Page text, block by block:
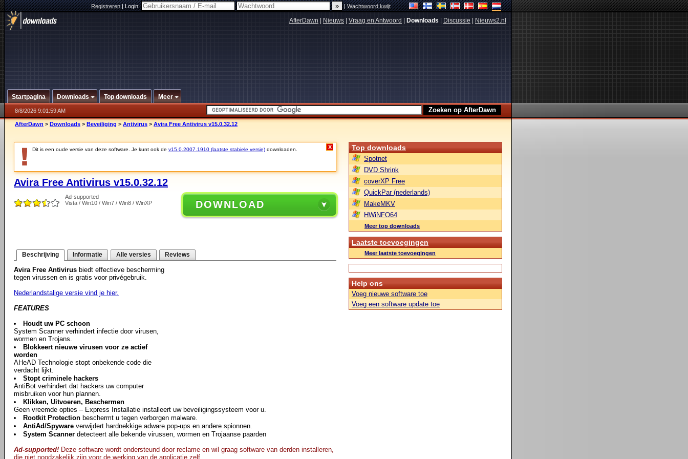
Registreren|Login: |Wachtwoord kwijt
AfterDawn Nieuws Vraag en Antwoord Downloads Discussie Nieuws2.nl
Startpagina Downloads Top downloads Meer
8/8/2026 9:01:59 AM
AfterDawn > Downloads > Beveiliging > Antivirus > Avira Free Antivirus v15.0.32.12
Dit is een oude versie van deze software. Je kunt ook de v15.0.2007.1910 (laatste stabiele versie) downloaden. X
Avira Free Antivirus v15.0.32.12
Ad-supported
Vista / Win10 / Win7 / Win8 / WinXP
DOWNLOAD
Beschrijving Informatie Alle versies Reviews
Avira Free Antivirus biedt effectieve bescherming
tegen virussen en is gratis voor privégebruik.
Nederlandstalige versie vind je hier.
FEATURES
Houdt uw PC schoon
System Scanner verhindert infectie door virusen,
wormen en Trojans.
Blokkeert nieuwe virusen voor ze actief
worden
AHeAD Technologie stopt onbekende code die
verdacht lijkt.
Stopt criminele hackers
AntiBot verhindert dat hackers uw computer
misbruiken voor hun plannen.
Klikken, Uitvoeren, Beschermen
Geen vreemde opties – Express Installatie installeert uw beveiligingssysteem voor u.
Rootkit Protection beschermt u tegen verborgen malware.
AntiAd/Spyware verwijdert hardnekkige adware pop-ups en andere spionnen.
System Scanner detecteert alle bekende virussen, wormen en Trojaanse paarden
Ad-supported! Deze software wordt ondersteund door reclame en wil graag software van derden installeren,
die niet noodzakelijk zijn voor de werking van de applicatie zelf.
Top downloads
Spotnet
DVD Shrink
coverXP Free
QuickPar (nederlands)
MakeMKV
HWiNFO64
Meer top downloads
Laatste toevoegingen
Meer laatste toevoegingen
Help ons
Voeg nieuwe software toe
Voeg een software update toe